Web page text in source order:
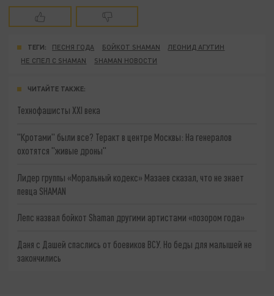
ТЕГИ: ПЕСНЯ ГОДА БОЙКОТ SHAMAN
ЛЕОНИД АГУТИН
НЕ СПЕЛ С SHAMAN
SHAMAN НОВОСТИ
ЧИТАЙТЕ ТАКЖЕ:
Технофашисты XXI века
"Кротами" были все? Теракт в центре Москвы: На генералов
охотятся "живые дроны"
Лидер группы «Моральный кодекс» Мазаев сказал, что не знает
певца SHAMAN
Лепс назвал бойкот Shaman другими артистами «позором года»
Даня с Дашей спаслись от боевиков ВСУ. Но беды для малышей не
закончились